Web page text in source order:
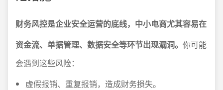
财务风控是企业安全运营的底线，中小电商尤其容易在
资金流、单据管理、数据安全等环节出现漏洞。 你可能
会遇到这些风险：
虚假报销、重复报销，造成财务损失。